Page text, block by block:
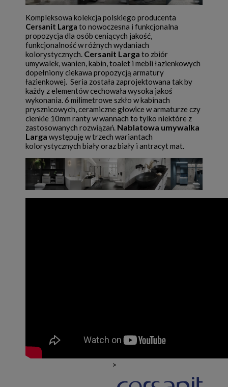
Kompleksowa kolekcja polskiego producenta
Cersanit Larga to nowoczesna i funkcjonalna
propozycja dla osób ceniących jakość,
funkcjonalność w różnych wydaniach
kolorystycznych. Cersanit Larga to zbiór
umywalek, wanien, kabin, toalet i mebli łazienkowych
dopełniony ciekawa propozycją armatury
łazienkowej. Seria została zaprojektowana tak by
każdy z elementów cechowała wysoka jakoś
wykonania. 6 milimetrowe szkło w kabinach
prysznicowych, ceramiczne głowice w armaturze czy
cienkie 10mm ranty w wannach to tylko niektóre z
zastosowanych rozwiązań. Nablatowa umywalka
Larga występuję w trzech wariantach
kolorystycznych biały oraz biały i antracyt mat.
>